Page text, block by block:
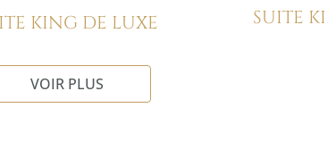
KING DE LUXE
VOIR PLUS
SUITE